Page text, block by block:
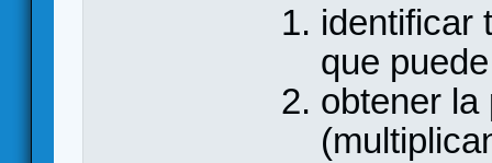
identificar
que
obtener la